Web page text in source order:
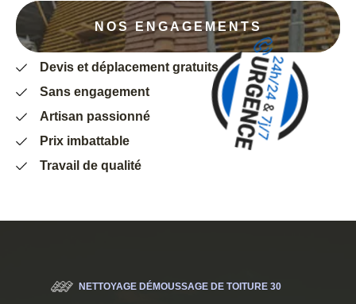
NOS ENGAGEMENTS
Devis et déplacement gratuits
Sans engagement
Artisan passionné
Prix imbattable
Travail de qualité
NETTOYAGE DÉMOUSSAGE DE TOITURE 30